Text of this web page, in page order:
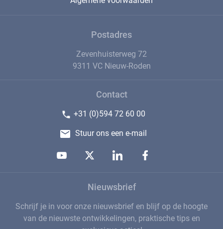
Postadres
Zevenhuisterweg 72
9311 VC Nieuw-Roden
Contact
+31 (0)594 72 60 00
Stuur ons een e-mail
Nieuwsbrief
Schrijf je in voor onze nieuwsbrief en blijf op de hoogte
van de nieuwste ontwikkelingen, praktische tips en